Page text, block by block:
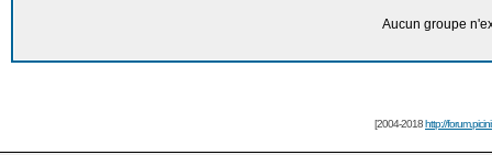
Aucun groupe
[2004-2018http://